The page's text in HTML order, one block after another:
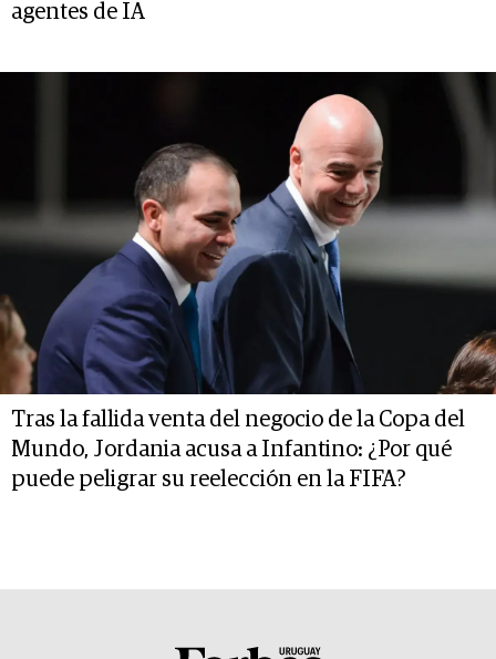
agentes de IA
Tras la fallida venta del negocio de la Copa del
Mundo, Jordania acusa a Infantino: ¿Por qué
puede peligrar su reelección en la FIFA?